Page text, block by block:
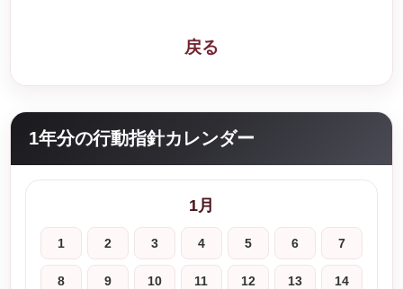
戻る
1年分の行動指針カレンダー
1月
1 2 3 4 5 6 7
8 9 10 11 12 13 14